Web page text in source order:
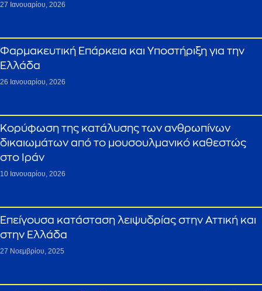
27 Ιανουαρίου, 2026
Φαρμακευτική Επάρκεια και Υποστήριξη για την
Ελλάδα
26 Ιανουαρίου, 2026
Κορύφωση της κατάλυσης των ανθρωπίνων
δικαιωμάτων από το μουσουλμανικό καθεστώς
στο Ιράν
10 Ιανουαρίου, 2026
Επείγουσα κατάσταση λειψυδρίας στην Αττική και
στην Ελλάδα
27 Νοεμβρίου, 2025